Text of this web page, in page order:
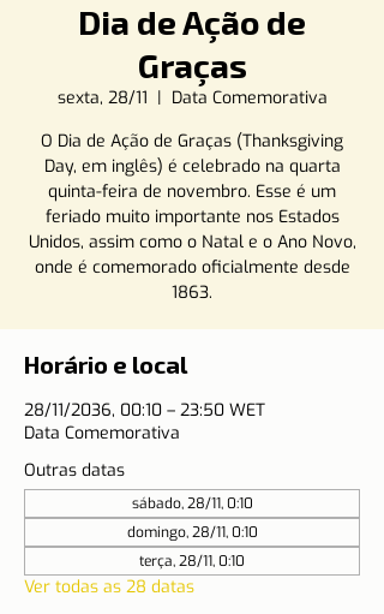
Dia de Ação de
Graças
sexta, 28/11
  |
Data Comemorativa
O Dia de Ação de Graças (Thanksgiving
Day, em inglês) é celebrado na quarta
quinta-feira de novembro. Esse é um
feriado muito importante nos Estados
Unidos, assim como o Natal e o Ano Novo,
onde é comemorado oficialmente desde
1863.
Horário e local
28/11/2036, 00:10 – 23:50 WET
Data Comemorativa
Outras datas
sábado, 28/11, 0:10
domingo, 28/11, 0:10
terça, 28/11, 0:10
Ver todas as 28 datas